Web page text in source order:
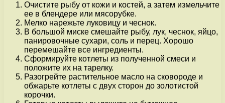
Очистите рыбу от кожи и костей, а затем измельчите
ее в блендере или мясорубке.
Мелко нарежьте луковицу и чеснок.
В большой миске смешайте рыбу, лук, чеснок, яйцо,
панировочные сухари, соль и перец. Хорошо
перемешайте все ингредиенты.
Сформируйте котлеты из полученной смеси и
положите их на тарелку.
Разогрейте растительное масло на сковороде и
обжарьте котлеты с двух сторон до золотистой
корочки.